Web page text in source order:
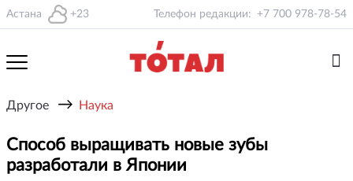
Астана +23 Телефон редакции: +7 700 978-78-54
Другое → Наука
Способ выращивать новые зубы
разработали в Японии